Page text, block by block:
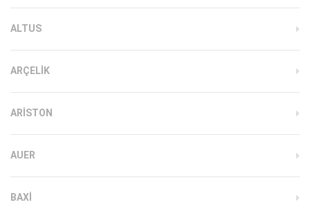
ALTUS
ARÇELIK
ARISTON
AUER
BAXI